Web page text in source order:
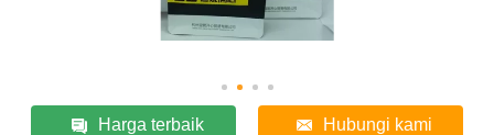
Harga terbaik Hubungi kami